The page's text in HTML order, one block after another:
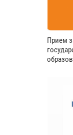
Прием